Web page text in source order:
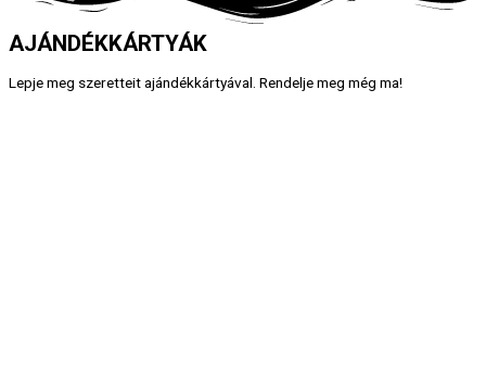
AJÁNDÉKKÁRTYÁK
Lepje meg szeretteit ajándékkártyával. Rendelje meg még ma!